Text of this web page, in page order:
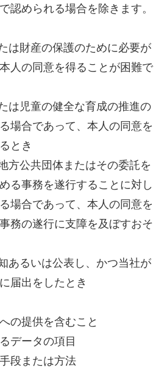
認められる場合を除きます。
は財産の保護のために必要が
人の同意を得ることが困難で
は児童の健全な育成の推進の
場合であって、本人の同意を
とき
方公共団体またはその委託を
る事務を遂行することに対し
場合であって、本人の同意を
務の遂行に支障を及ぼすおそ
あるいは公表し、かつ当社が
届出をしたとき
の提供を含むこと
データの項目
段または方法